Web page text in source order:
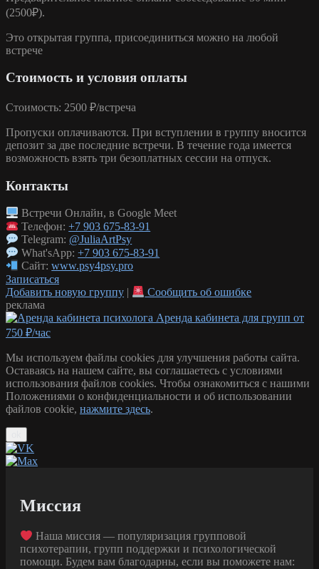
(2500₽).
Это открытая группа, присоединиться можно на любой
встрече
Стоимость и условия оплаты
Стоимость: 2500 ₽/встреча
Пропуски оплачиваются. При вступлении в группу вносится
депозит за две последние встречи. В течение года имеется
возможность взять три безоплатных сессии на отпуск.
Контакты
Встречи Онлайн, в Google Meet
Телефон:+7 903 675-83-91
Telegram: @JuliaArtPsy
What'sApp:+7 903 675-83-91
Сайт:www.psy4psy.pro
Записаться
Добавить новую группу |
Сообщить об ошибке
реклама
Аренда кабинета для групп от
750 ₽/час
Мы используем файлы cookies для улучшения работы сайта.
Оставаясь на нашем сайте, вы соглашаетесь с условиями
использования файлов cookies. Чтобы ознакомиться с нашими
Положениями о конфиденциальности и об использовании
файлов cookie, нажмите здесь.
Миссия
Наша миссия — популяризация групповой
психотерапии, групп поддержки и психологической
помощи. Будем вам благодарны, если вы поможете нам: